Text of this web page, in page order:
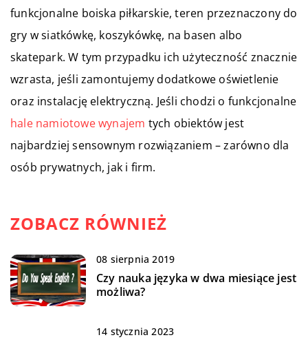
funkcjonalne boiska piłkarskie, teren przeznaczony do
gry w siatkówkę, koszykówkę, na basen albo
skatepark. W tym przypadku ich użyteczność znacznie
wzrasta, jeśli zamontujemy dodatkowe oświetlenie
oraz instalację elektryczną. Jeśli chodzi o funkcjonalne
hale namiotowe wynajem tych obiektów jest
najbardziej sensownym rozwiązaniem – zarówno dla
osób prywatnych, jak i firm.
ZOBACZ RÓWNIEŻ
08 sierpnia 2019
Czy nauka języka w dwa miesiące jest
możliwa?
14 stycznia 2023